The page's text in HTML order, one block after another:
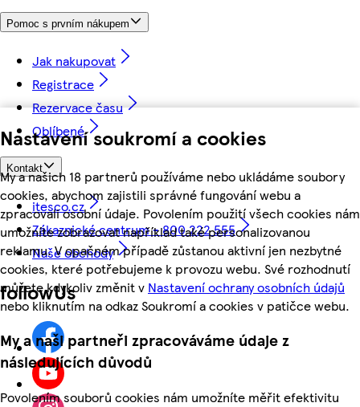
Nastavení soukromí a cookies
My a našich 18 partnerů používáme nebo ukládáme soubory
cookies, abychom zajistili správné fungování webu a
zpracovali osobní údaje. Povolením použití všech cookies nám
umožníte zobrazovat například také personalizovanou
reklamu. V opačném případě zůstanou aktivní jen nezbytné
cookies, které potřebujeme k provozu webu. Své rozhodnutí
můžete kdykoliv změnit v Nastavení ochrany osobních údajů
nebo kliknutím na odkaz Soukromí a cookies v patičce webu.
My a naši partneři zpracováváme údaje z
následujících důvodů
Povolením souborů cookies nám umožníte měřit efektivitu
Pomoc s prvním nákupem
Jak nakupovat
Registrace
Rezervace času
Oblíbené
Kontakt
itesco.cz
Zákaznické centrum - 800 222 555
Naše obchody
followUs